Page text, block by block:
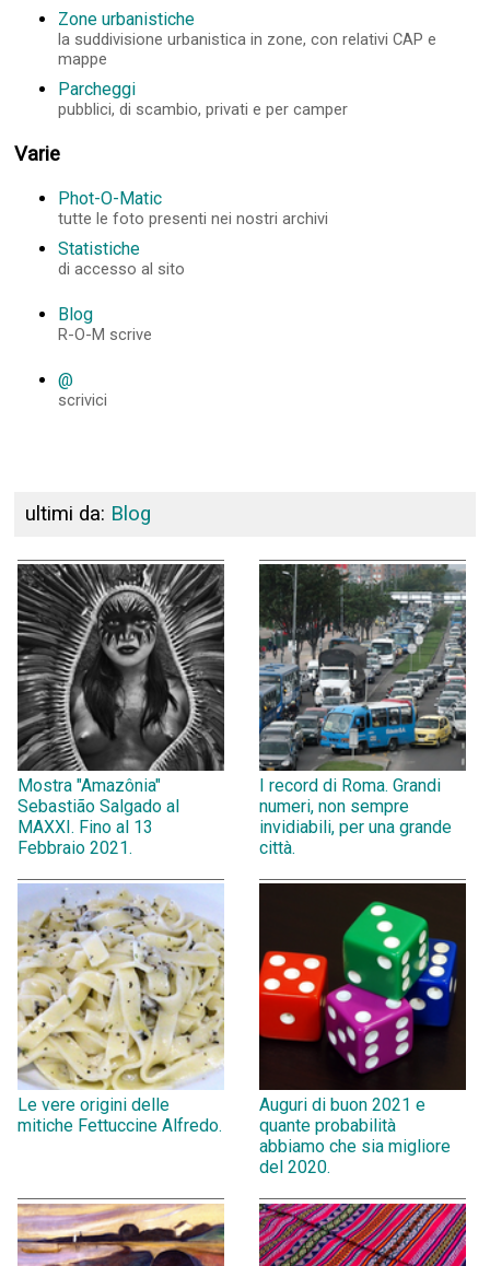
Zone urbanistiche
la suddivisione urbanistica in zone, con relativi CAP e
mappe
Parcheggi
pubblici, di scambio, privati e per camper
Varie
Phot-O-Matic
tutte le foto presenti nei nostri archivi
Statistiche
di accesso al sito
Blog
R-O-M scrive
@
scrivici
ultimi da: Blog
Mostra "Amazônia"
Sebastião Salgado al
MAXXI. Fino al 13
Febbraio 2021.
I record di Roma. Grandi
numeri, non sempre
invidiabili, per una grande
città.
Le vere origini delle
mitiche Fettuccine Alfredo.
Auguri di buon 2021 e
quante probabilità
abbiamo che sia migliore
del 2020.